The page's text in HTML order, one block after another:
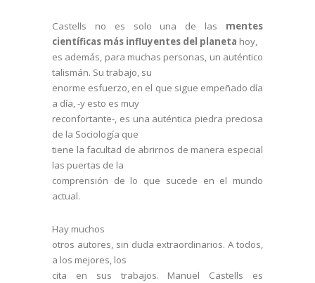
Castells no es solo una de las mentes
científicas más influyentes del planeta hoy,
es además, para muchas personas, un auténtico
talismán. Su trabajo, su
enorme esfuerzo, en el que sigue empeñado día
a día, -y esto es muy
reconfortante-, es una auténtica piedra preciosa
de la Sociología que
tiene la facultad de abrirnos de manera especial
las puertas de la
comprensión de lo que sucede en el mundo
actual.
Hay muchos
otros autores, sin duda extraordinarios. A todos,
a los mejores, los
cita en sus trabajos. Manuel Castells es